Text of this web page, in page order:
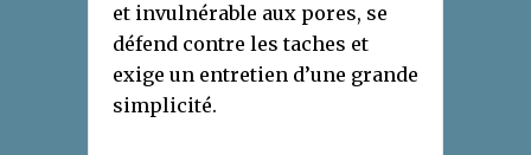
et invulnérable aux pores, se
défend contre les taches et
exige un entretien d’une grande
simplicité.